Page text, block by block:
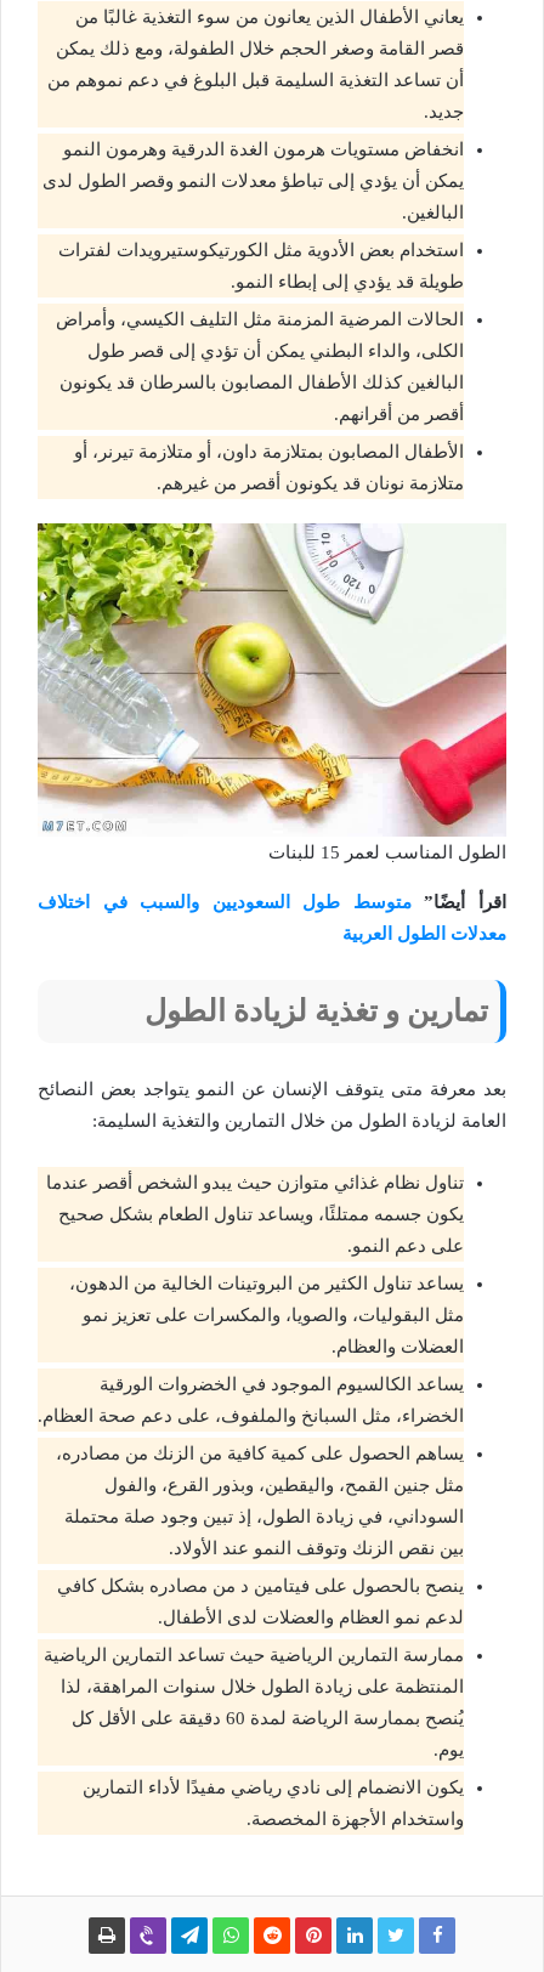
يعاني الأطفال الذين يعانون من سوء التغذية غالبًا من
قصر القامة وصغر الحجم خلال الطفولة، ومع ذلك يمكن
أن تساعد التغذية السليمة قبل البلوغ في دعم نموهم من
جديد.
انخفاض مستويات هرمون الغدة الدرقية وهرمون النمو
يمكن أن يؤدي إلى تباطؤ معدلات النمو وقصر الطول لدى
البالغين.
استخدام بعض الأدوية مثل الكورتيكوستيرويدات لفترات
طويلة قد يؤدي إلى إبطاء النمو.
الحالات المرضية المزمنة مثل التليف الكيسي، وأمراض
الكلى، والداء البطني يمكن أن تؤدي إلى قصر طول
البالغين كذلك الأطفال المصابون بالسرطان قد يكونون
أقصر من أقرانهم.
الأطفال المصابون بمتلازمة داون، أو متلازمة تيرنر، أو
متلازمة نونان قد يكونون أقصر من غيرهم.
الطول المناسب لعمر 15 للبنات
اقرأ أيضًا”متوسط طول السعوديين والسبب في اختلاف
معدلات الطول العربية
تمارين و تغذية لزيادة الطول
بعد معرفة متى يتوقف الإنسان عن النمو يتواجد بعض النصائح
العامة لزيادة الطول من خلال التمارين والتغذية السليمة:
تناول نظام غذائي متوازن حيث يبدو الشخص أقصر عندما
يكون جسمه ممتلئًا، ويساعد تناول الطعام بشكل صحيح
على دعم النمو.
يساعد تناول الكثير من البروتينات الخالية من الدهون،
مثل البقوليات، والصويا، والمكسرات على تعزيز نمو
العضلات والعظام.
يساعد الكالسيوم الموجود في الخضروات الورقية
الخضراء، مثل السبانخ والملفوف، على دعم صحة العظام.
يساهم الحصول على كمية كافية من الزنك من مصادره،
مثل جنين القمح، واليقطين، وبذور القرع، والفول
السوداني، في زيادة الطول، إذ تبين وجود صلة محتملة
بين نقص الزنك وتوقف النمو عند الأولاد.
ينصح بالحصول على فيتامين د من مصادره بشكل كافي
لدعم نمو العظام والعضلات لدى الأطفال.
ممارسة التمارين الرياضية حيث تساعد التمارين الرياضية
المنتظمة على زيادة الطول خلال سنوات المراهقة، لذا
يُنصح بممارسة الرياضة لمدة 60 دقيقة على الأقل كل
يوم.
يكون الانضمام إلى نادي رياضي مفيدًا لأداء التمارين
واستخدام الأجهزة المخصصة.